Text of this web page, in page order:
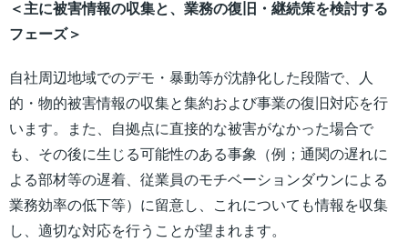
＜主に被害情報の収集と、業務の復旧・継続策を検討する
フェーズ＞
自社周辺地域でのデモ・暴動等が沈静化した段階で、人
的・物的被害情報の収集と集約および事業の復旧対応を行
います。また、自拠点に直接的な被害がなかった場合で
も、その後に生じる可能性のある事象（例；通関の遅れに
よる部材等の遅着、従業員のモチベーションダウンによる
業務効率の低下等）に留意し、これについても情報を収集
し、適切な対応を行うことが望まれます。